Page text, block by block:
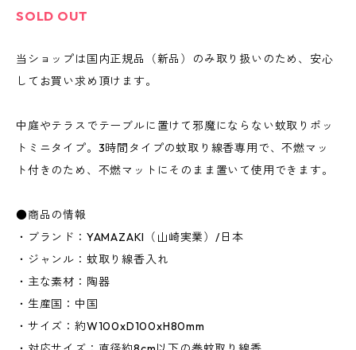
SOLD OUT
当ショップは国内正規品（新品）のみ取り扱いのため、安心
してお買い求め頂けます。
中庭やテラスでテーブルに置けて邪魔にならない蚊取りポッ
トミニタイプ。3時間タイプの蚊取り線香専用で、不燃マッ
ト付きのため、不燃マットにそのまま置いて使用できます。
●商品の情報
・ブランド：YAMAZAKI（山崎実業）/日本
・ジャンル：蚊取り線香入れ
・主な素材：陶器
・生産国：中国
・サイズ：約W100xD100xH80mm